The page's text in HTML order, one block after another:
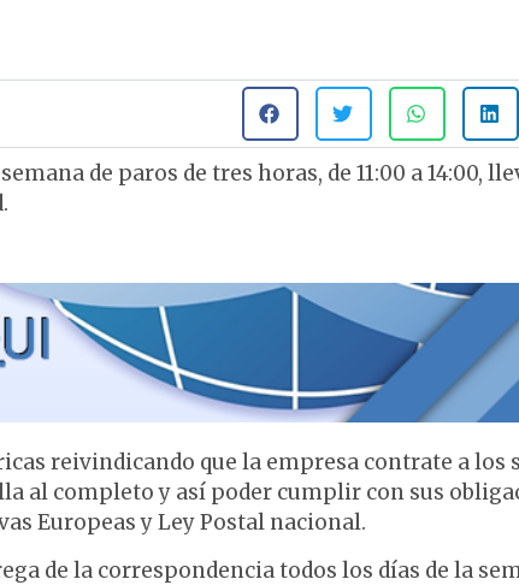
de paros de tres horas, de 11:00 a 14:00,
reivindicando que la empresa contrate a los
al completo y así poder cumplir con sus
Europeas y Ley Postal nacional.
de la correspondencia todos los días de la